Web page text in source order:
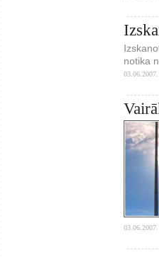
notika
03.06.2007.
03.06.2007.